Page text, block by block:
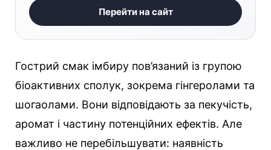
Перейти на сайт
Гострий смак імбиру пов’язаний із групою
біоактивних сполук, зокрема гінгеролами та
шогаолами. Вони відповідають за пекучість,
аромат і частину потенційних ефектів. Але
важливо не перебільшувати: наявність